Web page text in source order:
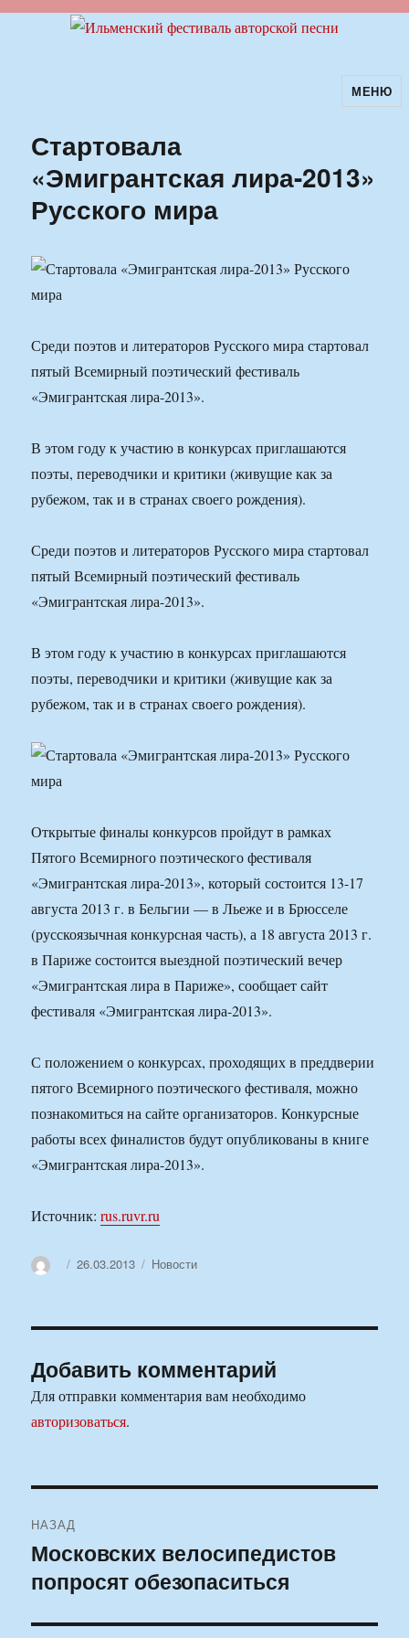
Ильменский фестиваль авторскойМЕНЮ
Стартовала
«Эмигрантская лира-2013»
Русского мира
Среди поэтов и литераторов Русского мира стартовал
пятый Всемирный поэтический фестиваль
«Эмигрантская лира-2013».
В этом году к участию в конкурсах приглашаются
поэты, переводчики и критики (живущие как за
рубежом, так и в странах своего рождения).
Среди поэтов и литераторов Русского мира стартовал
пятый Всемирный поэтический фестиваль
«Эмигрантская лира-2013».
В этом году к участию в конкурсах приглашаются
поэты, переводчики и критики (живущие как за
рубежом, так и в странах своего рождения).
Открытые финалы конкурсов пройдут в рамках
Пятого Всемирного поэтического фестиваля
«Эмигрантская лира-2013», который состоится 13-17
августа 2013 г. в Бельгии — в Льеже и в Брюсселе
(русскоязычная конкурсная часть), а 18 августа 2013 г.
в Париже состоится выездной поэтический вечер
«Эмигрантская лира в Париже», сообщает сайт
фестиваля «Эмигрантская лира-2013».
С положением о конкурсах, проходящих в преддверии
пятого Всемирного поэтического фестиваля, можно
познакомиться на сайте организаторов. Конкурсные
работы всех финалистов будут опубликованы в книге
«Эмигрантская лира-2013».
Источник:rus.ruvr.ru
АвторОпубликовано
26.03.2013 Рубрики
Новости
Добавить комментарий
Для отправки комментария вам необходимо
авторизоваться.
по
записям
НАЗАД
Предыдущая
запись:
Московских велосипедистов
попросят обезопаситься